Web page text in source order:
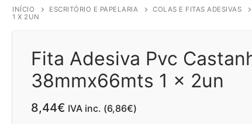
INÍCIO ESCRITÓRIO E PAPELARIA COLAS E FITAS ADESIVAS
1 X 2UN
Fita Adesiva Pvc
38mmx66mts 1 x 2un
8,44€ IVA inc. (6,86€)